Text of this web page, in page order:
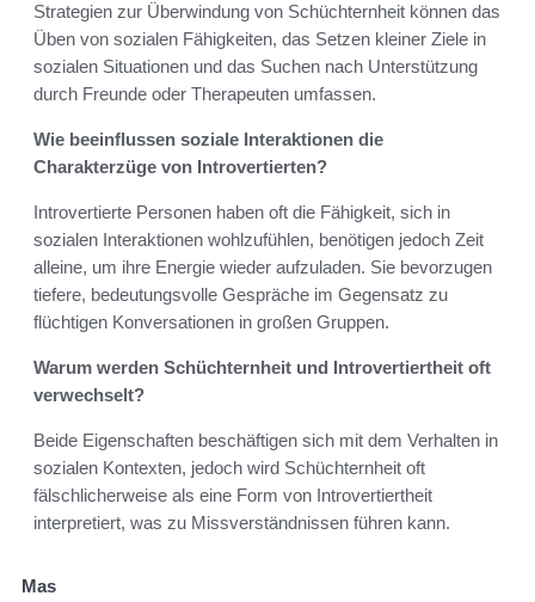
Strategien zur Überwindung von Schüchternheit können das
Üben von sozialen Fähigkeiten, das Setzen kleiner Ziele in
sozialen Situationen und das Suchen nach Unterstützung
durch Freunde oder Therapeuten umfassen.
Wie beeinflussen soziale Interaktionen die
Charakterzüge von Introvertierten?
Introvertierte Personen haben oft die Fähigkeit, sich in
sozialen Interaktionen wohlzufühlen, benötigen jedoch Zeit
alleine, um ihre Energie wieder aufzuladen. Sie bevorzugen
tiefere, bedeutungsvolle Gespräche im Gegensatz zu
flüchtigen Konversationen in großen Gruppen.
Warum werden Schüchternheit und Introvertiertheit oft
verwechselt?
Beide Eigenschaften beschäftigen sich mit dem Verhalten in
sozialen Kontexten, jedoch wird Schüchternheit oft
fälschlicherweise als eine Form von Introvertiertheit
interpretiert, was zu Missverständnissen führen kann.
Mas